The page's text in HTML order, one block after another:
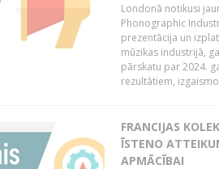
Londonā notikusi
Phonographic
prezentācija un
mūzikas industrijā,
pārskatu par 2024.
rezultātiem,
FRANCIJAS
ĪSTENO
APMĀCĪBAI